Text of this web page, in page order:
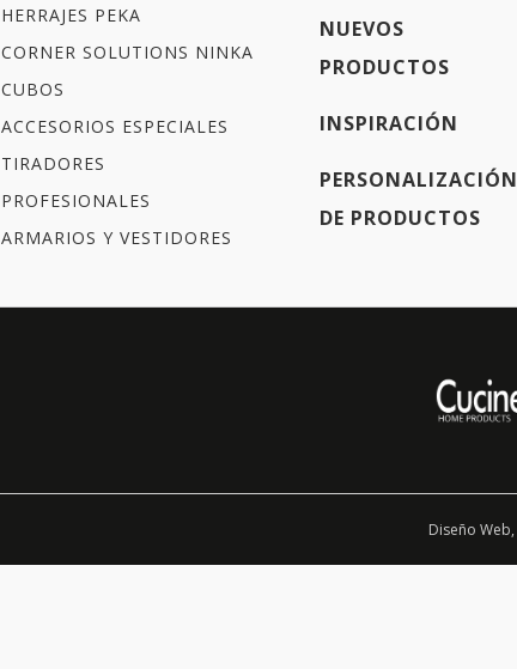
HERRAJES PEKA
CORNER SOLUTIONS NINKA
CUBOS
ACCESORIOS ESPECIALES
TIRADORES
PROFESIONALES
ARMARIOS Y VESTIDORES
NUEVOS
PRODUCTOS
INSPIRACIÓN
PERSONALIZACIÓN
DE PRODUCTOS
Diseño Web,